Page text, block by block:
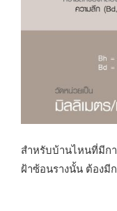
สำหรับบ้านไหนที่มีกา
ฝ้าซ้อนรางนั้น ต้องมี